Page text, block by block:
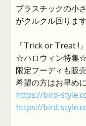
プラスチックの小
がクルクル回ります
「Trick or Treat !」
☆ハロウィン特集☆
限定フーディも販
希望の方はお早めに
https://bird-
https://bird-